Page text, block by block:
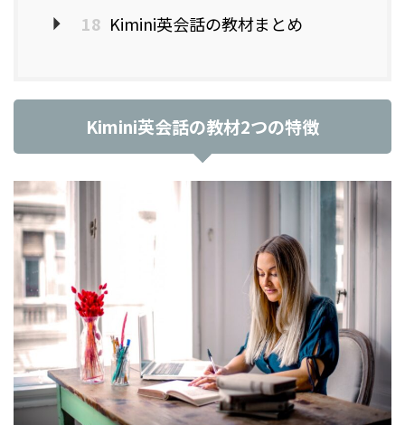
18 Kimini英会話の教材まとめ
Kimini英会話の教材2つの特徴